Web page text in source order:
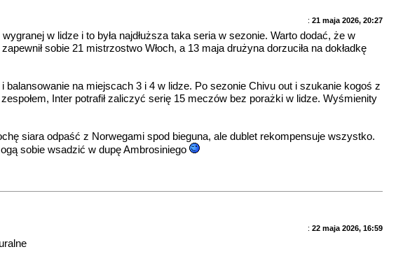
: 21 maja 2026, 20:27
w lidze i to była najdłuższa taka seria w sezonie. Warto dodać, że w
sobie 21 mistrzostwo Włoch, a 13 maja drużyna dorzuciła na dokładkę
balansowanie na miejscach 3 i 4 w lidze. Po sezonie Chivu out i szukanie kogoś z
Inter potrafił zaliczyć serię 15 meczów bez porażki w lidze. Wyśmienity
siara odpaść z Norwegami spod bieguna, ale dublet rekompensuje wszystko.
sobie wsadzić w dupę Ambrosiniego
: 22 maja 2026, 16:59